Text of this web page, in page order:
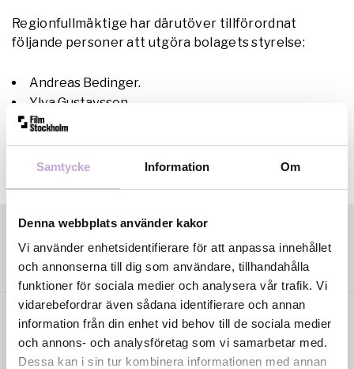
Samtycke Information Om
Denna webbplats använder kakor
Vi använder enhetsidentifierare för att anpassa innehållet
och annonserna till dig som användare, tillhandahålla
funktioner för sociala medier och analysera vår trafik. Vi
vidarebefordrar även sådana identifierare och annan
information från din enhet vid behov till de sociala medier
och annons- och analysföretag som vi samarbetar med.
Dessa kan i sin tur kombinera informationen med annan
Regionfullmäktige har därutöver tillförordnat
följande personer att utgöra bolagets styrelse:
Andreas Bedinger.
Ylva Gustavsson.
Pia Kronqvist.
Henric Larsson.